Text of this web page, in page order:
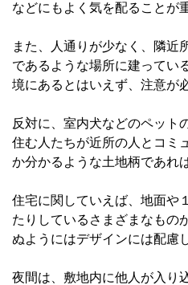
などにもよく気を配ることが
また、人通りが少なく、隣近
であるような場所に建ってい
境にあるとはいえず、注意が
反対に、室内犬などのペット
住む人たちが近所の人とコミ
か分かるような土地柄であれ
住宅に関していえば、地面や
たりしているさまざまなもの
ぬようにはデザインには配慮
夜間は、敷地内に他人が入り